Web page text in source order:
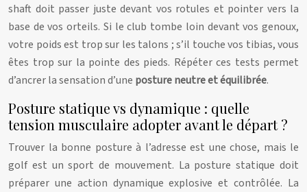
shaft doit passer juste devant vos rotules et pointer vers la
base de vos orteils. Si le club tombe loin devant vos genoux,
votre poids est trop sur les talons ; s’il touche vos tibias, vous
êtes trop sur la pointe des pieds. Répéter ces tests permet
d’ancrer la sensation d’une posture neutre et équilibrée.
Posture statique vs dynamique : quelle
tension musculaire adopter avant le départ ?
Trouver la bonne posture à l’adresse est une chose, mais le
golf est un sport de mouvement. La posture statique doit
préparer une action dynamique explosive et contrôlée. La